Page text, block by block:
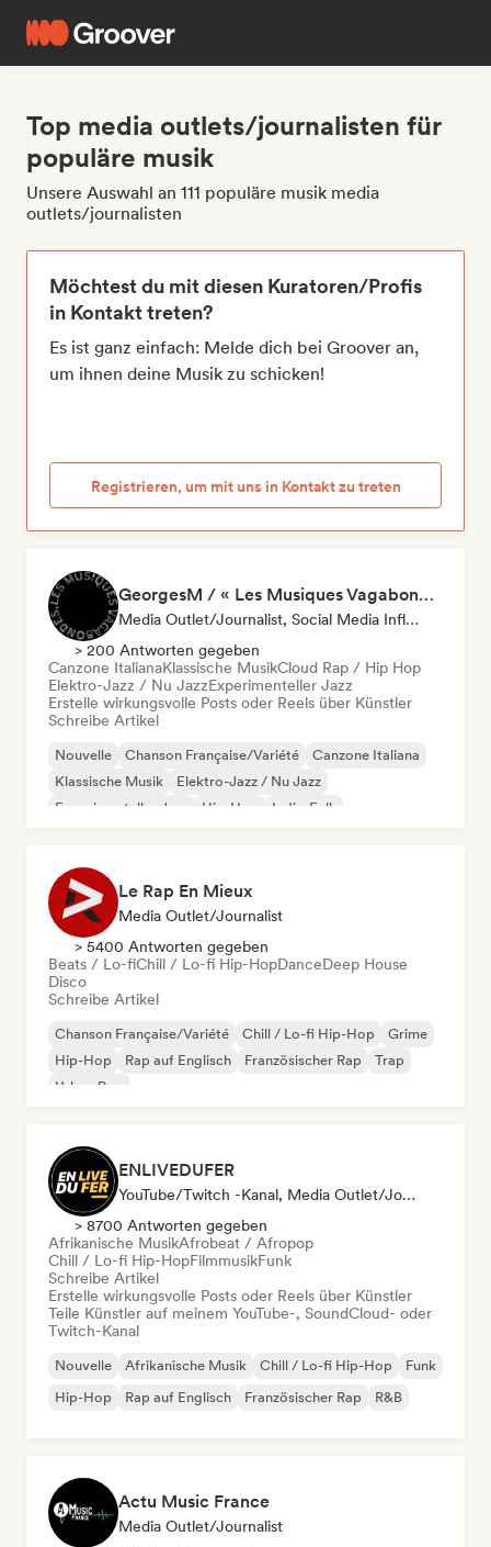
Top media outlets/journalisten für
populäre musik
Unsere Auswahl an 111 populäre musik media
outlets/journalisten
Möchtest du mit diesen Kuratoren/Profis
in Kontakt treten?
Es ist ganz einfach: Melde dich bei Groover an,
um ihnen deine Musik zu schicken!
Registrieren, um mit uns in Kontakt zu treten
GeorgesM / « Les Musiques Vagabondes » - Content Creator
Media Outlet/Journalist, Social Media Influencer
> 200 Antworten gegeben
Canzone ItalianaKlassische MusikCloud Rap / Hip Hop
Elektro-Jazz / Nu JazzExperimenteller Jazz
Erstelle wirkungsvolle Posts oder Reels über Künstler
Schreibe Artikel
Nouvelle Chanson Française/Variété
Canzone Italiana
Klassische Musik
Elektro-Jazz / Nu Jazz
Experimenteller Jazz
Hip-Hop Indie-Folk
Le Rap En Mieux
Media Outlet/Journalist
> 5400 Antworten gegeben
Beats / Lo-fiChill / Lo-fi Hip-HopDanceDeep House
Disco
Schreibe Artikel
Chanson Française/Variété Chill / Lo-fi Hip-Hop
Grime
Hip-Hop
Rap auf Englisch Französischer Rap
Trap
Urban Pop
ENLIVEDUFER
YouTube/Twitch -Kanal, Media Outlet/Journalist, Social Media Influencer
> 8700 Antworten gegeben
Afrikanische MusikAfrobeat / Afropop
Chill / Lo-fi Hip-HopFilmmusikFunk
Schreibe Artikel
Erstelle wirkungsvolle Posts oder Reels über Künstler
Teile Künstler auf meinem YouTube-, SoundCloud- oder
Twitch-Kanal
Nouvelle Afrikanische Musik Chill / Lo-fi Hip-Hop
Funk
Hip-Hop
Rap auf Englisch Französischer Rap R&B
Actu Music France
Media Outlet/Journalist